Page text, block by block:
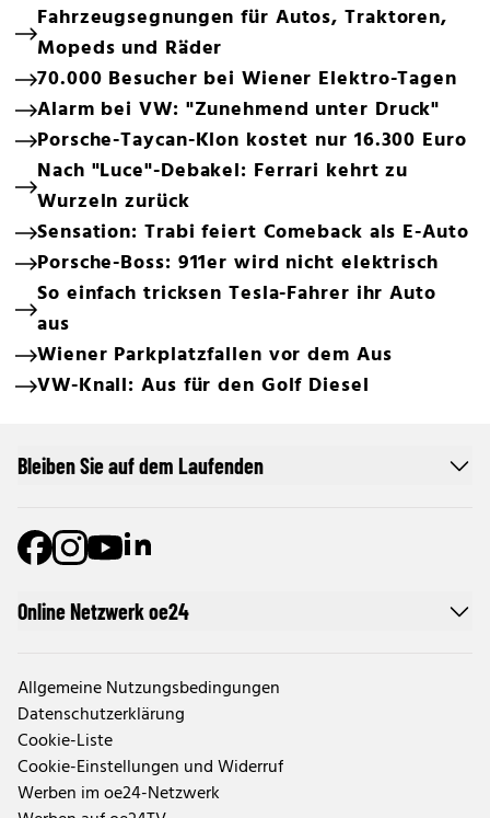
Fahrzeugsegnungen für Autos, Traktoren,
Mopeds und Räder
70.000 Besucher bei Wiener Elektro-Tagen
Alarm bei VW: "Zunehmend unter Druck"
Porsche-Taycan-Klon kostet nur 16.300 Euro
Nach "Luce"-Debakel: Ferrari kehrt zu
Wurzeln zurück
Sensation: Trabi feiert Comeback als E-Auto
Porsche-Boss: 911er wird nicht elektrisch
So einfach tricksen Tesla-Fahrer ihr Auto
aus
Wiener Parkplatzfallen vor dem Aus
VW-Knall: Aus für den Golf Diesel
Online Netzwerk oe24
Allgemeine Nutzungsbedingungen
Datenschutzerklärung
Cookie-Liste
Cookie-Einstellungen und Widerruf
Werben im oe24-Netzwerk
Bleiben Sie auf dem Laufenden